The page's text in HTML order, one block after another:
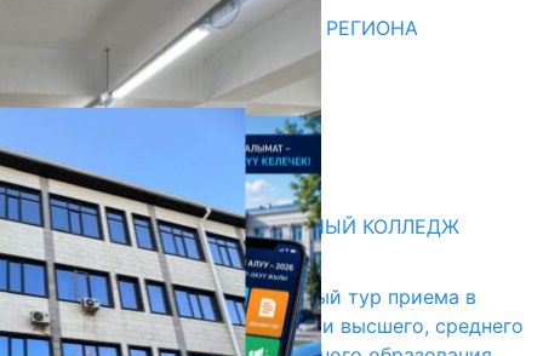
ДЛЯ МЕТОДИСТОВ ЮЖНОГО РЕГИОНА
НАЧАЛОСЬ ОБУЧЕНИЕ
05.08.2026
31.07.2026
Абитуриент
БИШКЕКСКИЙ УНИВЕРСАЛЬНЫЙ КОЛЛЕДЖ
17.07.2026
В Кыргызстане начался первый тур приема в
образовательные организации высшего, среднего